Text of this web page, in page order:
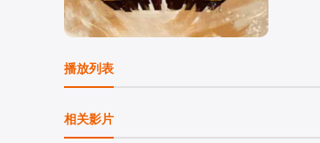
播放列表
相关影片